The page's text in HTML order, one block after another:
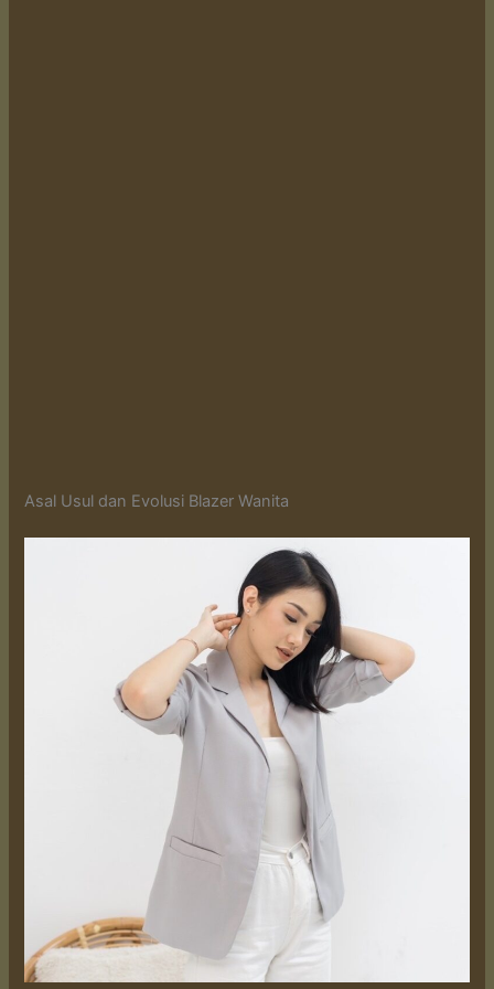
Asal Usul dan Evolusi Blazer Wanita